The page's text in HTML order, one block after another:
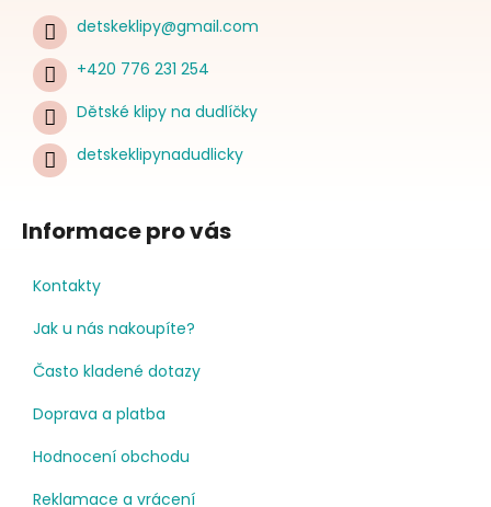
detskeklipy@gmail.com
+420 776 231 254
Dětské klipy na dudlíčky
detskeklipynadudlicky
Informace pro vás
Kontakty
Jak u nás nakoupíte?
Často kladené dotazy
Doprava a platba
Hodnocení obchodu
Reklamace a vrácení